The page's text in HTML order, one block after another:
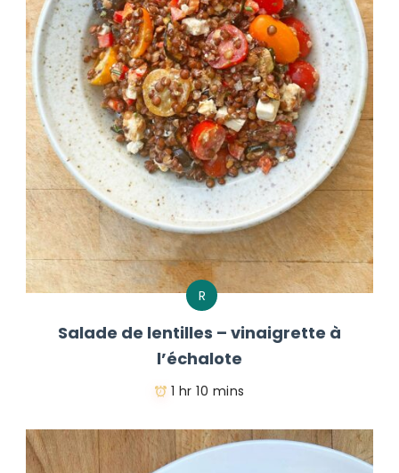
R
Salade de lentilles – vinaigrette à
l’échalote
1 hr 10 mins